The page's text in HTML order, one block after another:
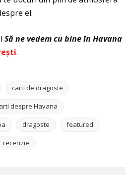
el.
Să ne vedem cu bine în Havana
.
carti de dragoste
despre Havana
dragoste featured
recenzie